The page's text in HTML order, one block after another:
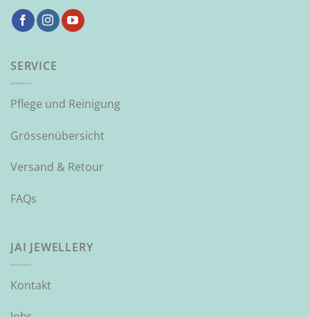
SERVICE
Pflege und Reinigung
Grössenübersicht
Versand & Retour
FAQs
JAI JEWELLERY
Kontakt